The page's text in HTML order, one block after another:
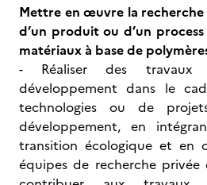
Mettre en œuvre la
d’un produit ou d’un
matériaux à base de
- Réaliser des travaux
développement dans le
technologies ou de
développement, en
transition écologique et en
équipes de recherche